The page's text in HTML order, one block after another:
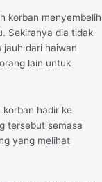
korban menyembelih
Sekiranya dia tidak
dari haiwan
lain untuk
korban hadir ke
tersebut semasa
yang melihat